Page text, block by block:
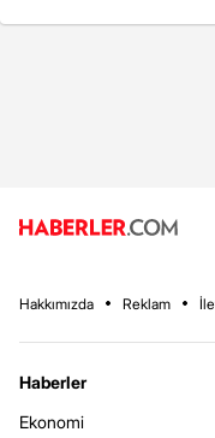
Hakkımızda Reklam
Haberler
Ekonomi